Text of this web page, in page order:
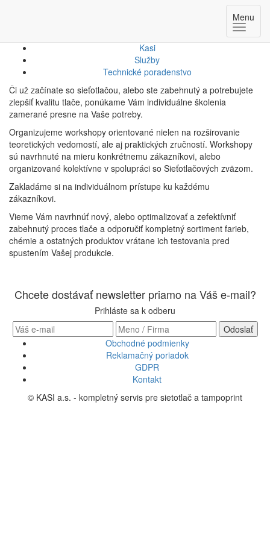
Menu
Technické poradenstvo
Kasi
Služby
Technické poradenstvo
Či už začínate so sieťotlačou, alebo ste zabehnutý a potrebujete
zlepšiť kvalitu tlače, ponúkame Vám individuálne školenia
zamerané presne na Vaše potreby.
Organizujeme workshopy orientované nielen na rozširovanie
teoretických vedomostí, ale aj praktických zručností. Workshopy
sú navrhnuté na mieru konkrétnemu zákazníkovi, alebo
organizované kolektívne v spolupráci so Sieťotlačových zväzom.
Zakladáme si na individuálnom prístupe ku každému
zákazníkovi.
Vieme Vám navrhnúť nový, alebo optimalizovať a zefektívniť
zabehnutý proces tlače a odporučiť kompletný sortiment farieb,
chémie a ostatných produktov vrátane ich testovania pred
spustením Vašej produkcie.
Chcete dostávať newsletter priamo na Váš e-mail?
Prihláste sa k odberu
Obchodné podmienky
Reklamačný poriadok
GDPR
Kontakt
© KASI a.s. - kompletný servis pre sietotlač a tampoprint